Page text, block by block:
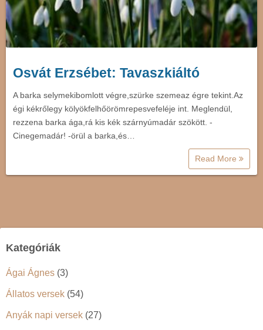
Osvát Erzsébet: Tavaszkiáltó
A barka selymekibomlott végre,szürke szemeaz égre tekint.Az
égi kékrőlegy kölyökfelhőörömrepesvefeléje int. Meglendül,
rezzena barka ága,rá kis kék szárnyúmadár szökött. -
Cinegemadár! -örül a barka,és…
Read More
Kategóriák
Ágai Ágnes (3)
Állatos versek (54)
Anyák napi versek (27)